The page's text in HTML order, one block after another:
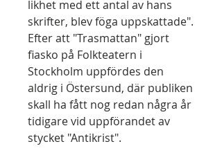
likhet med ett antal av hans
skrifter, blev föga uppskattade".
Efter att "Trasmattan" gjort
fiasko på Folkteatern i
Stockholm uppfördes den
aldrig i Östersund, där publiken
skall ha fått nog redan några år
tidigare vid uppförandet av
stycket "Antikrist".